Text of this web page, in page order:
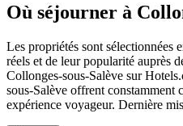
Où séjourner à
Les propriétés sont sélectionnées
réels et de leur popularité auprès
Collonges-sous-Salève sur
sous-Salève offrent constamment
expérience voyageur. Dernière